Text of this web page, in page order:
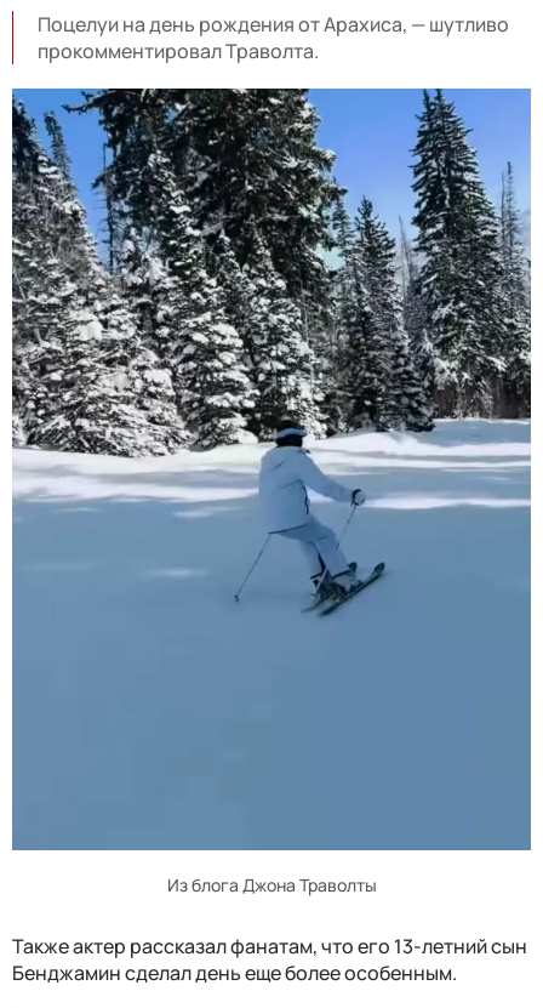
Поцелуи на день рождения от Арахиса, — шутливо
прокомментировал Траволта.
Из блога Джона Траволты
Также актер рассказал фанатам, что его 13-летний сын
Бенджамин сделал день еще более особенным.